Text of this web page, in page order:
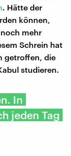
. Hätte der
können,
mehr
Schrein hat
getroffen, die
studieren.
In
jeden Tag